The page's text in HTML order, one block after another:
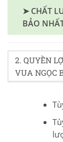
➤ CHẤT
BẢO
2. QUYỀN
VUA NGỌC